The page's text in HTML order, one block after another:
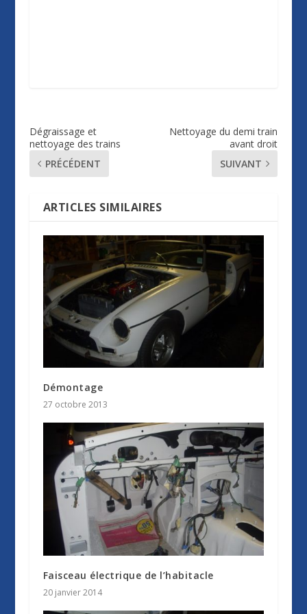
Dégraissage et
nettoyage des trains
PRÉCÉDENT
Nettoyage du demi train
avant droit
SUIVANT
ARTICLES SIMILAIRES
Démontage
27 octobre 2013
Faisceau électrique de l’habitacle
20 janvier 2014